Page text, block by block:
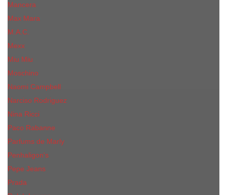
Mancera
Max Mara
M.А.C.
Mexx
Miu Miu
Mоsсhino
Naomi Campbell
Narciso Rodriguez
Nina Ricci
Paco Rabanne
Parfums de Marly
Penhaligon's
Pepe Jeans
Prada